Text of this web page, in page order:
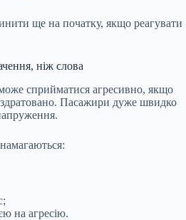
ще на початку, якщо реагувати
ніж слова
сприйматися агресивно, якщо
Пасажири дуже швидко
на агресію.